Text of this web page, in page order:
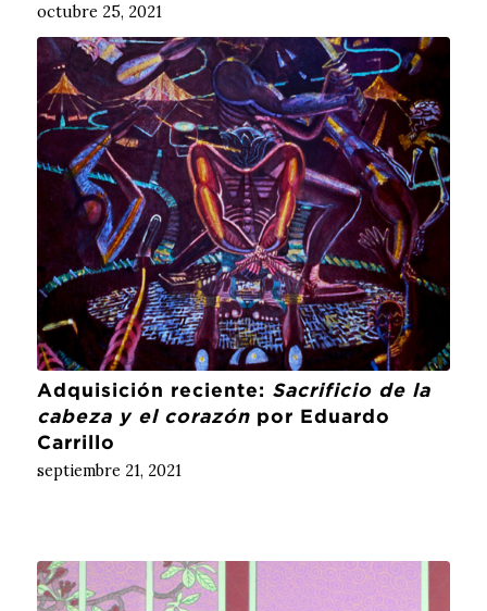
octubre 25, 2021
Adquisición reciente: Sacrificio de la
cabeza y el corazónpor Eduardo
Carrillo
septiembre 21, 2021